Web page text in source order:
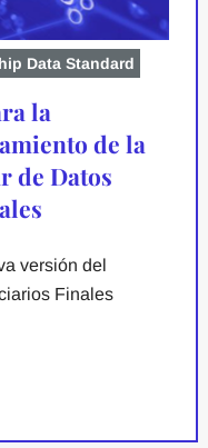
Data Standard
la
de la
de Datos
versión del
Finales